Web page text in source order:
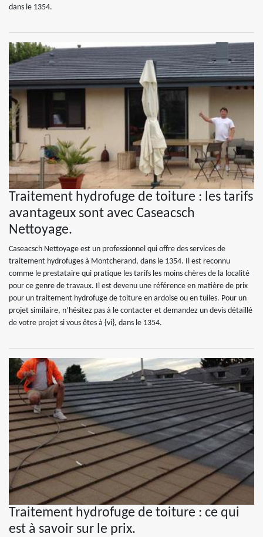
dans le 1354.
Traitement hydrofuge de toiture : les tarifs
avantageux sont avec Caseacsch
Nettoyage.
Caseacsch Nettoyage est un professionnel qui offre des services de
traitement hydrofuges à Montcherand, dans le 1354. Il est reconnu
comme le prestataire qui pratique les tarifs les moins chères de la localité
pour ce genre de travaux. Il est devenu une référence en matière de prix
pour un traitement hydrofuge de toiture en ardoise ou en tuiles. Pour un
projet similaire, n’hésitez pas à le contacter et demandez un devis détaillé
de votre projet si vous êtes à {vi}, dans le 1354.
Traitement hydrofuge de toiture : ce qui
est à savoir sur le prix.